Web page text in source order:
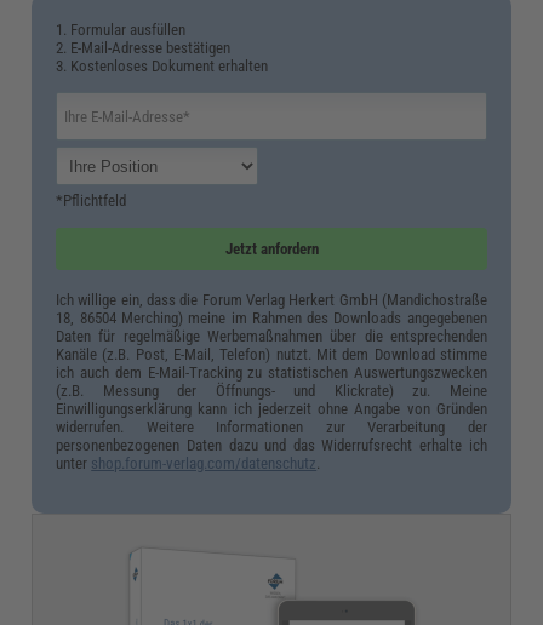
1. Formular ausfüllen
2. E-Mail-Adresse bestätigen
3. Kostenloses Dokument erhalten
*Pflichtfeld
Jetzt anfordern
Ich willige ein, dass die Forum Verlag Herkert GmbH (Mandichostraße
18, 86504 Merching) meine im Rahmen des Downloads angegebenen
Daten für regelmäßige Werbemaßnahmen über die entsprechenden
Kanäle (z.B. Post, E-Mail, Telefon) nutzt. Mit dem Download stimme
ich auch dem E-Mail-Tracking zu statistischen Auswertungszwecken
(z.B. Messung der Öffnungs- und Klickrate) zu. Meine
Einwilligungserklärung kann ich jederzeit ohne Angabe von Gründen
widerrufen. Weitere Informationen zur Verarbeitung der
personenbezogenen Daten dazu und das Widerrufsrecht erhalte ich
unter shop.forum-verlag.com/datenschutz.